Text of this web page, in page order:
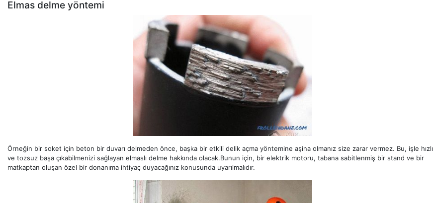
Elmas delme yöntemi
Örneğin bir soket için beton bir duvarı delmeden önce, başka bir etkili delik açma yöntemine aşina olmanız size zarar vermez. Bu, işle hızlı
ve tozsuz başa çıkabilmenizi sağlayan elmaslı delme hakkında olacak.Bunun için, bir elektrik motoru, tabana sabitlenmiş bir stand ve bir
matkaptan oluşan özel bir donanıma ihtiyaç duyacağınız konusunda uyarılmalıdır.